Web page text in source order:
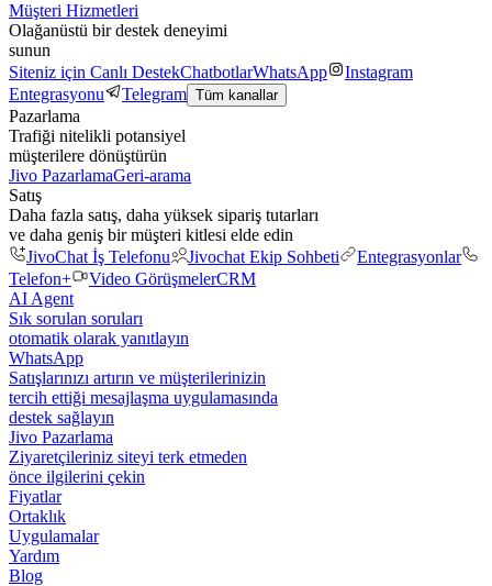
Müşteri Hizmetleri
Olağanüstü bir destek deneyimi
sunun
Siteniz için Canlı DestekChatbotlarWhatsApp
Instagram
Entegrasyonu
Telegram Tüm kanallar
Pazarlama
Trafiği nitelikli potansiyel
müşterilere dönüştürün
Jivo PazarlamaGeri-arama
Satış
Daha fazla satış, daha yüksek sipariş tutarları
ve daha geniş bir müşteri kitlesi elde edin
JivoChat İş Telefonu
Jivochat Ekip Sohbeti
Entegrasyonlar
Telefon+
Video GörüşmelerCRM
AI Agent
Sık sorulan soruları
otomatik olarak yanıtlayın
WhatsApp
Satışlarınızı artırın ve müşterilerinizin
tercih ettiği mesajlaşma uygulamasında
destek sağlayın
Jivo Pazarlama
Ziyaretçileriniz siteyi terk etmeden
önce ilgilerini çekin
Fiyatlar
Ortaklık
Uygulamalar
Yardım
Blog